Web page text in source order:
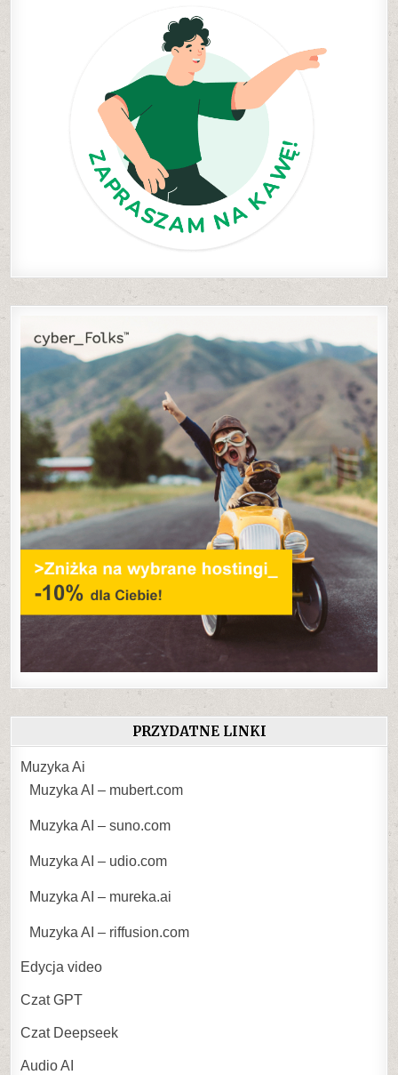
PRZYDATNE LINKI
Muzyka Ai
Muzyka AI – mubert.com
Muzyka AI – suno.com
Muzyka AI – udio.com
Muzyka AI – mureka.ai
Muzyka AI – riffusion.com
Edycja video
Czat GPT
Czat Deepseek
Audio AI